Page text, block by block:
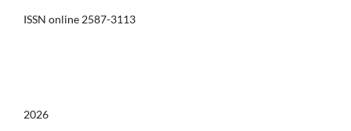
ISSN online 2587-3113
2026